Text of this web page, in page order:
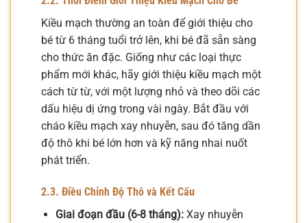
Kiều mạch thường an toàn để giới thiệu cho
bé từ 6 tháng tuổi trở lên, khi bé đã sẵn sàng
cho thức ăn đặc. Giống như các loại thực
phẩm mới khác, hãy giới thiệu kiều mạch một
cách từ từ, với một lượng nhỏ và theo dõi các
dấu hiệu dị ứng trong vài ngày. Bắt đầu với
cháo kiều mạch xay nhuyễn, sau đó tăng dần
độ thô khi bé lớn hơn và kỹ năng nhai nuốt
phát triển.
2.3. Điều Chỉnh Độ Thô và Kết Cấu
Giai đoạn đầu (6-8 tháng):Xay nhuyễn